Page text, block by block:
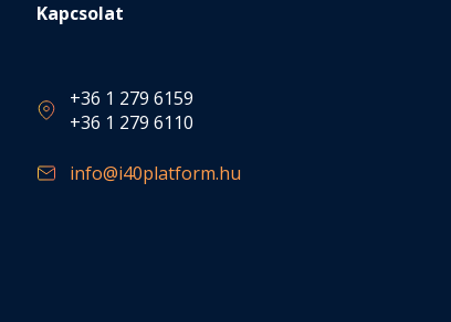
Kapcsolat
+36 1 279 6159
+36 1 279 6110
info@i40platform.hu